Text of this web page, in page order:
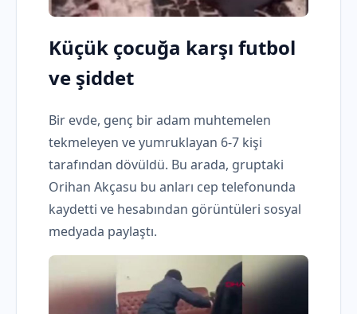
Küçük çocuğa karşı futbol
ve şiddet
Bir evde, genç bir adam muhtemelen
tekmeleyen ve yumruklayan 6-7 kişi
tarafından dövüldü. Bu arada, gruptaki
Orihan Akçasu bu anları cep telefonunda
kaydetti ve hesabından görüntüleri sosyal
medyada paylaştı.